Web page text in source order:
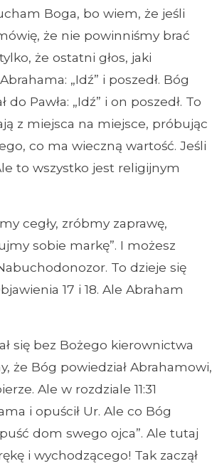
Boga, bo wiem, że jeśli
że nie powinniśmy brać
że ostatni głos, jaki
„Idź” i poszedł. Bóg
Pawła: „Idź” i on poszedł. To
z miejsca na miejsce, próbując
co ma wieczną wartość. Jeśli
to wszystko jest religijnym
cegły, zróbmy zaprawę,
sobie markę”. I możesz
To dzieje się
17 i 18. Ale Abraham
się bez Bożego kierownictwa
że Bóg powiedział Abrahamowi,
Ale w rozdziale 11:31
i opuścił Ur. Ale co Bóg
dom swego ojca”. Ale tutaj
i wychodzącego! Tak zaczął